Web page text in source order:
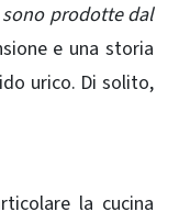
prodotte dal
e una storia
urico. Di solito,
la cucina